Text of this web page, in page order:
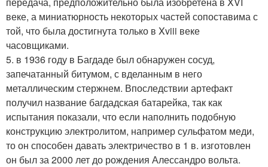
веке, а миниатюрность некоторых частей сопоставима с
той, что была достигнута только в Xviii веке
часовщиками.
5. в 1936 году в Багдаде был обнаружен сосуд,
запечатанный битумом, с вделанным в него
металлическим стержнем. Впоследствии артефакт
получил название багдадская батарейка, так как
испытания показали, что если наполнить подобную
конструкцию электролитом, например сульфатом меди,
то он способен давать электричество в 1 в. изготовлен
он был за 2000 лет до рождения Алессандро вольта.